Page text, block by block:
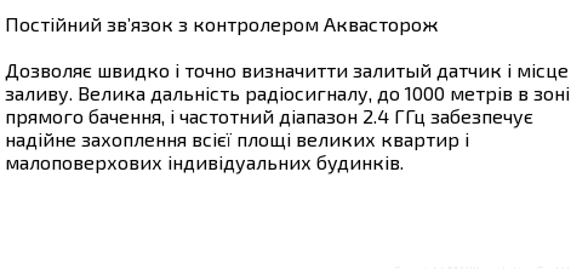
Постійний зв’язок з контролером Аквасторож
Дозволяє швидко і точно визначитти залитый датчик і місце
заливу. Велика дальність радіосигналу, до 1000 метрів в зоні
прямого бачення, і частотний діапазон 2.4 ГГц забезпечує
надійне захоплення всієї площі великих квартир і
малоповерхових індивідуальних будинків.